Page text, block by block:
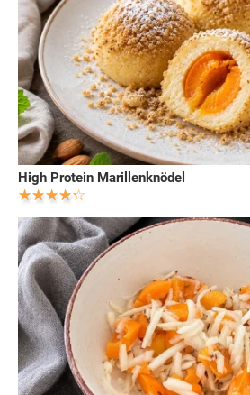
High Protein Marillenknödel